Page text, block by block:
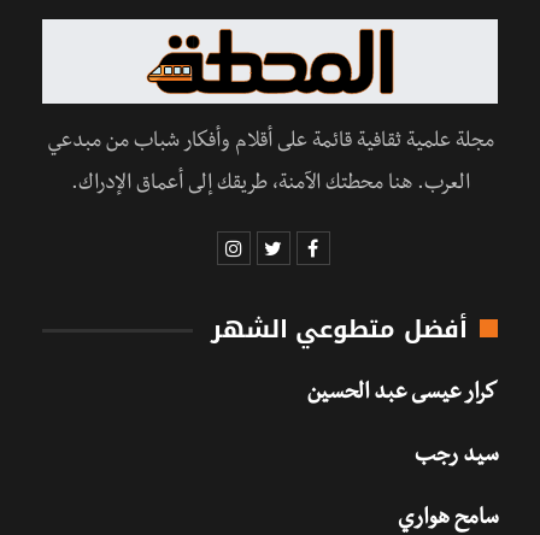
مجلة علمية ثقافية قائمة على أقلام وأفكار شباب من مبدعي
العرب. هنا محطتك الآمنة، طريقك إلى أعماق الإدراك.
أفضل متطوعي الشهر
كرار عيسى عبد الحسين
سيد رجب
سامح هواري